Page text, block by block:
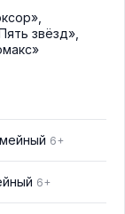
,
звёзд»,
6+
6+